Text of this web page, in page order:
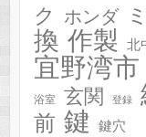
ク
ホンダ
換 作製 北
宜野湾市
浴室 玄関 登録
前 鍵 鍵穴